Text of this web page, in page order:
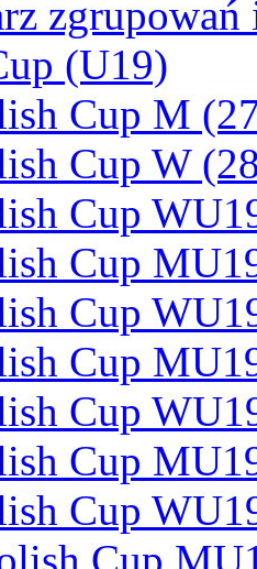
(U19)
Cup M
Cup W
Cup
Cup
Cup
Cup
Cup
Cup
Cup
Cup